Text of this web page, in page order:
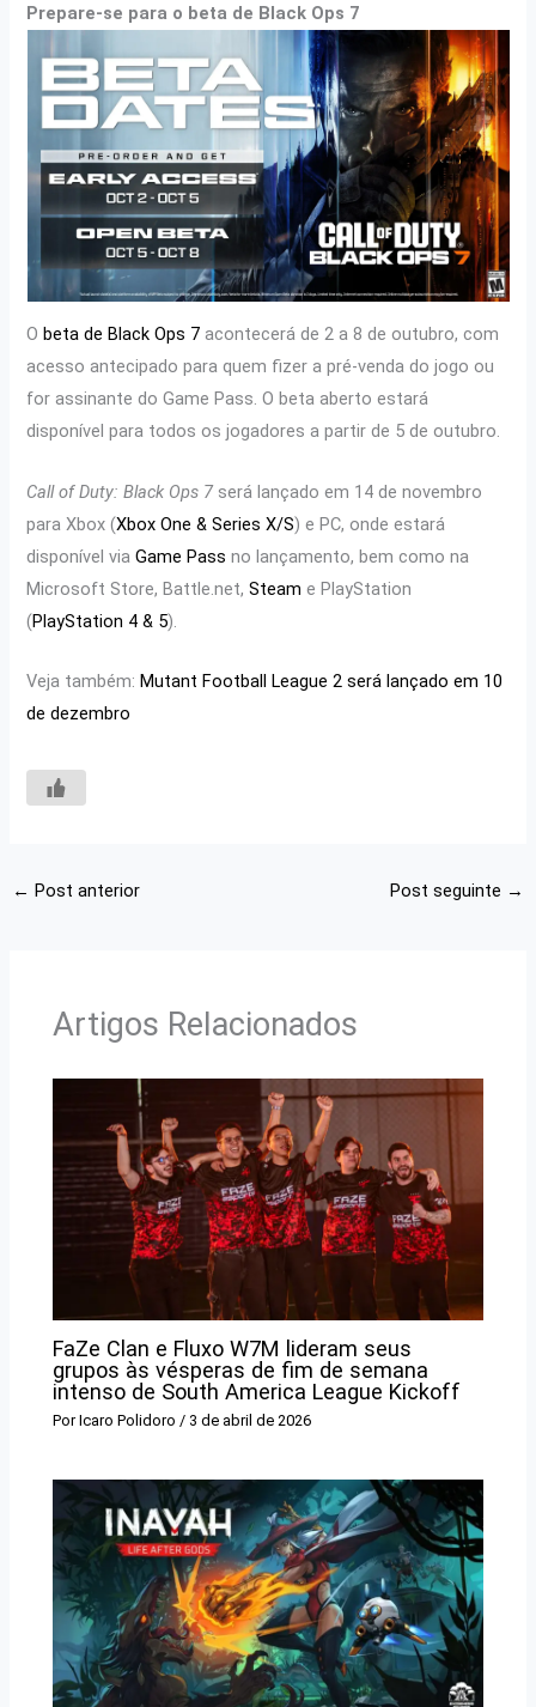
Prepare-se para o beta de Black Ops 7
O beta de Black Ops 7 acontecerá de 2 a 8 de outubro, com
acesso antecipado para quem fizer a pré-venda do jogo ou
for assinante do Game Pass. O beta aberto estará
disponível para todos os jogadores a partir de 5 de outubro.
Call of Duty: Black Ops 7 será lançado em 14 de novembro
para Xbox (Xbox One & Series X/S) e PC, onde estará
disponível viaGame Pass no lançamento, bem como na
Microsoft Store, Battle.net,Steam e PlayStation
(PlayStation 4 & 5).
Veja também:Mutant Football League 2 será lançado em 10
de dezembro
← Post anterior Post seguinte →
Artigos Relacionados
FaZe Clan e Fluxo W7M lideram seus
grupos às vésperas de fim de semana
intenso de South America League Kickoff
PorIcaro Polidoro / 3 de abril de 2026